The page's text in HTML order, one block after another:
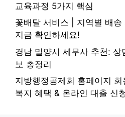
교육과정 5가지 핵심
꽃배달 서비스 | 지역별 배
지금 확인하세요!
경남 밀양시 세무사 추천: 상
보 총정리
지방행정공제회 홈페이지
복지 혜택 & 온라인 대출 신